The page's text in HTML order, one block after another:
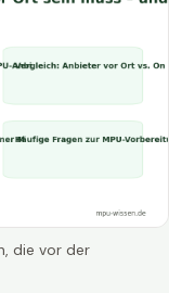
die vor der